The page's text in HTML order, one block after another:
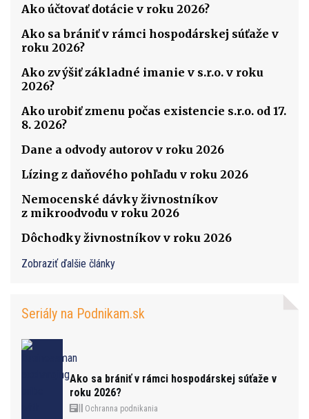
Ako účtovať dotácie v roku 2026?
Ako sa brániť v rámci hospodárskej súťaže v
roku 2026?
Ako zvýšiť základné imanie v s.r.o. v roku
2026?
Ako urobiť zmenu počas existencie s.r.o. od 17.
8. 2026?
Dane a odvody autorov v roku 2026
Lízing z daňového pohľadu v roku 2026
Nemocenské dávky živnostníkov
z mikroodvodu v roku 2026
Dôchodky živnostníkov v roku 2026
Zobraziť ďalšie články
Seriály na Podnikam.sk
Ako sa brániť v rámci hospodárskej súťaže v
roku 2026?
Ochranna podnikania